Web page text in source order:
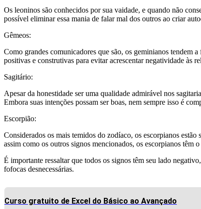
Os leoninos são conhecidos por sua vaidade, e quando não
possível eliminar essa mania de falar mal dos outros ao criar
Gêmeos:
Como grandes comunicadores que são, os geminianos tendem
positivas e construtivas para evitar acrescentar negatividade às
Sagitário:
Apesar da honestidade ser uma qualidade admirável nos
Embora suas intenções possam ser boas, nem sempre isso é
Escorpião:
Considerados os mais temidos do zodíaco, os escorpianos
assim como os outros signos mencionados, os escorpianos têm
É importante ressaltar que todos os signos têm seu lado
fofocas desnecessárias.
Curso gratuito de Excel do Básico ao Avançado